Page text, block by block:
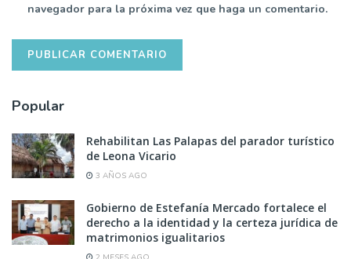
navegador para la próxima vez que haga un comentario.
Popular
Rehabilitan Las Palapas del parador turístico
de Leona Vicario
3 AÑOS AGO
Gobierno de Estefanía Mercado fortalece el
derecho a la identidad y la certeza jurídica de
matrimonios igualitarios